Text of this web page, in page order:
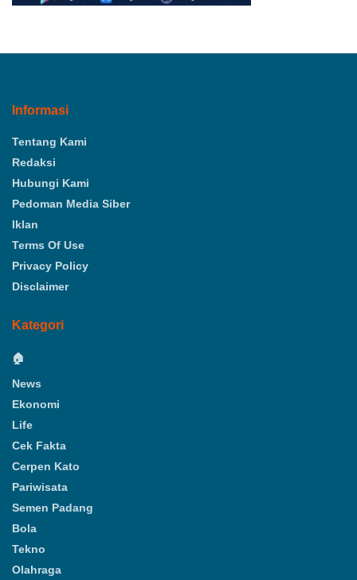
Informasi
Tentang Kami
Redaksi
Hubungi Kami
Pedoman Media Siber
Iklan
Terms Of Use
Privacy Policy
Disclaimer
Kategori
🏠
News
Ekonomi
Life
Cek Fakta
Cerpen Kato
Pariwisata
Semen Padang
Bola
Tekno
Olahraga